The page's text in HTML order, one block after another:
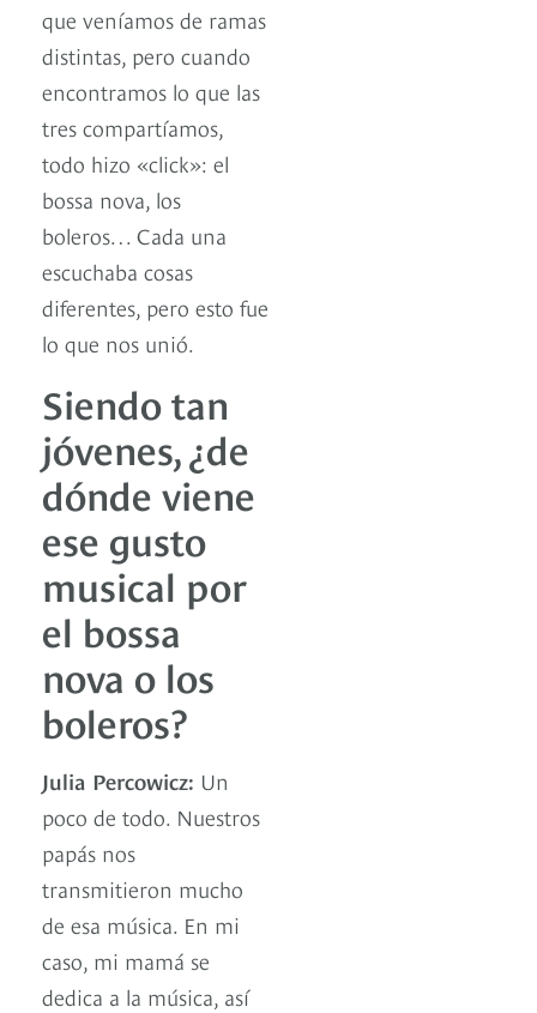
que veníamos de ramas
distintas, pero cuando
encontramos lo que las
tres compartíamos,
todo hizo «click»: el
bossa nova, los
boleros… Cada una
escuchaba cosas
diferentes, pero esto fue
lo que nos unió.
Siendo tan
jóvenes, ¿de
dónde viene
ese gusto
musical por
el bossa
nova o los
boleros?
Julia Percowicz: Un
poco de todo. Nuestros
papás nos
transmitieron mucho
de esa música. En mi
caso, mi mamá se
dedica a la música, así